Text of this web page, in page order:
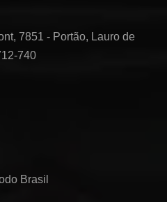
7851 - Portão, Lauro de
740
Brasil